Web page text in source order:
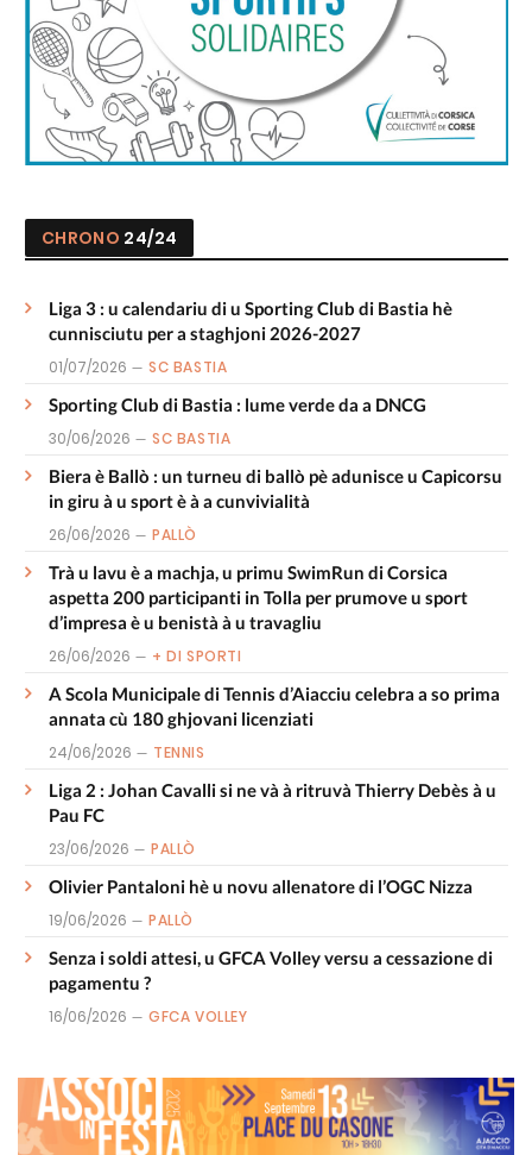
CHRONO 24/24
Liga 3 : u calendariu di u Sporting Club di Bastia hè
cunnisciutu per a staghjoni 2026-2027
01/07/2026 SC BASTIA
Sporting Club di Bastia : lume verde da a DNCG
30/06/2026 SC BASTIA
Biera è Ballò : un turneu di ballò pè adunisce u Capicorsu
in giru à u sport è à a cunvivialità
26/06/2026 PALLÒ
Trà u lavu è a machja, u primu SwimRun di Corsica
aspetta 200 participanti in Tolla per prumove u sport
d’impresa è u benistà à u travagliu
26/06/2026 + DI SPORTI
A Scola Municipale di Tennis d’Aiacciu celebra a so prima
annata cù 180 ghjovani licenziati
24/06/2026 TENNIS
Liga 2 : Johan Cavalli si ne và à ritruvà Thierry Debès à u
Pau FC
23/06/2026 PALLÒ
Olivier Pantaloni hè u novu allenatore di l’OGC Nizza
19/06/2026 PALLÒ
Senza i soldi attesi, u GFCA Volley versu a cessazione di
pagamentu ?
16/06/2026 GFCA VOLLEY